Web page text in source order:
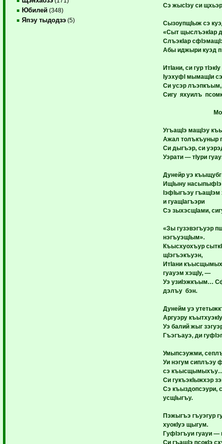
Юбилей (348)
Япэу тыдодзэ (5)
Сэ жысIэу си
СызоупщIыж сэ
«Сыт щыслъэкIар
СлъэкIар
Абы иджыри куэд
ИтIани, си гур
IуэхуфI мымащIи
Си усэр
Сигу яхуилъ
УгъащIэ мащIэу
Ажал толъкъуныр
Си дыгъэр, си
Уэрати — тIури
Дунейр уэ
ИщIыну насыпыфIэ
IэфIыгъэу гъащIэм
и гуащIагъэри
Сэ зыхэсщIами,
«Зы гузэвэгъуэр
нэгъуэщIым».
Къысхуохъур
щIэгъэкъуэн,
ИтIани
гуауэм хэщIу, —
Уэ узиIэжкъым…
дэлъу бэн.
Дунейм уэ
Аргуэру
Уэ балий жыг
Гъэгъауэ, ди
Умыпсэужми,
Уи нэгум сиплъэу
сэ
Си гукъэкIыжхэр
Сэ къыздопсэури,
усщIыгъу.
Пэжыгъэ гъуэгур
хуокIуэ щыгум.
ГуфIэгъуи гуауи —
Си гъащIэ псокIэ